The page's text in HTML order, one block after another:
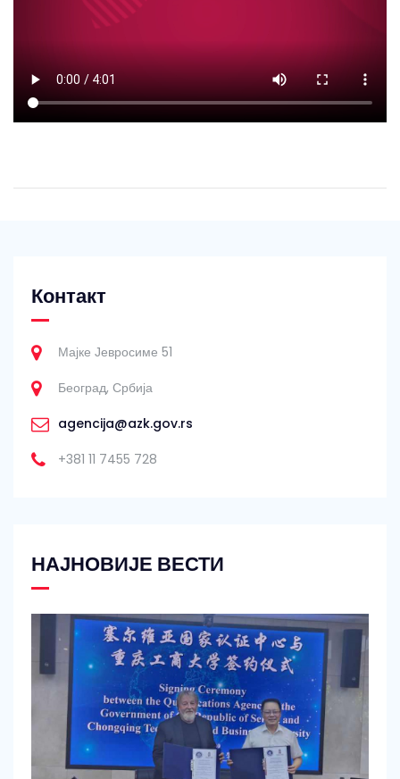
Контакт
Мајке Јевросиме 51
Београд, Србија
agencija@azk.gov.rs
+381 11 7455 728
НАЈНОВИЈЕ ВЕСТИ